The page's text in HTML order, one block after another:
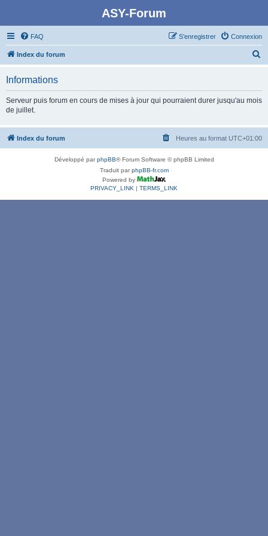
ASY-Forum
FAQ Connexion
S’enregistrer
Index du forum
c
Informations
Serveur puis forum en cours de mises à jour qui pourraient durer jusqu'au mois
de juillet.
Index du forum Heures au format UTC+01:00
Développé parphpBB® Forum Software © phpBB Limited
Traduit parphpBB-fr.com
Powered by
PRIVACY_LINK | TERMS_LINK